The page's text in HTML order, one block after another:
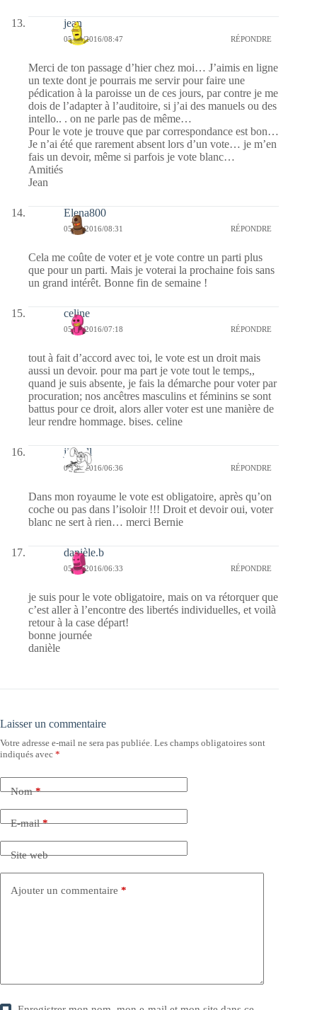
jean
05/02/2016/08:47 RÉPONDRE
Merci de ton passage d’hier chez moi… J’aimis en ligne
un texte dont je pourrais me servir pour faire une
pédication à la paroisse un de ces jours, par contre je me
dois de l’adapter à l’auditoire, si j’ai des manuels ou des
intello.. . on ne parle pas de même…
Pour le vote je trouve que par correspondance est bon…
Je n’ai été que rarement absent lors d’un vote… je m’en
fais un devoir, même si parfois je vote blanc…
Amitiés
Jean
Elena800
05/02/2016/08:31 RÉPONDRE
Cela me coûte de voter et je vote contre un parti plus
que pour un parti. Mais je voterai la prochaine fois sans
un grand intérêt. Bonne fin de semaine !
celine
05/02/2016/07:18 RÉPONDRE
tout à fait d’accord avec toi, le vote est un droit mais
aussi un devoir. pour ma part je vote tout le temps,,
quand je suis absente, je fais la démarche pour voter par
procuration; nos ancêtres masculins et féminins se sont
battus pour ce droit, alors aller voter est une manière de
leur rendre hommage. bises. celine
jill bill
05/02/2016/06:36 RÉPONDRE
Dans mon royaume le vote est obligatoire, après qu’on
coche ou pas dans l’isoloir !!! Droit et devoir oui, voter
blanc ne sert à rien… merci Bernie
danièle.b
05/02/2016/06:33 RÉPONDRE
je suis pour le vote obligatoire, mais on va rétorquer que
c’est aller à l’encontre des libertés individuelles, et voilà
retour à la case départ!
bonne journée
danièle
Laisser un commentaire
Votre adresse e-mail ne sera pas publiée. Les champs obligatoires sont
indiqués avec *
Nom*
E-mail*
Site web
Ajouter un commentaire *